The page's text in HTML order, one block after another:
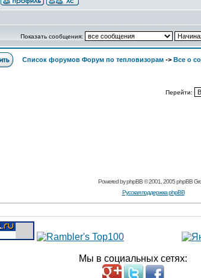
Показать сообщения:
Список форумов Форум по тепловизорам -> Все о
Перейти:
Powered byphpBB© 2001, 2005 phpBB
Русская поддержка phpBB
Мы в социальных сетях: